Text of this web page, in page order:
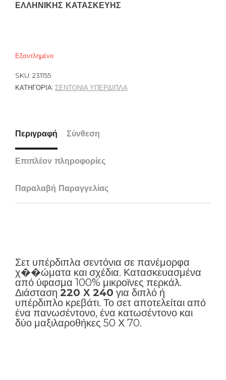
ΕΛΛΗΝΙΚΗΣ ΚΑΤΑΣΚΕΥΗΣ
Εξαντλημένο
SKU: 231155
ΚΑΤΗΓΟΡΊΑ: ΣΕΝΤΟΝΙΑ ΥΠΕΡΔΙΠΛΑ
Περιγραφή Σύνθεση
Επιπλέον πληροφορίες
Παραλαβή Παραγγελίας
Σετ υπέρδιπλα σεντόνια σε πανέμορφα
χ��ώματα και σχέδια. Κατασκευασμένα
από ύφασμα 100% μικροϊνες περκάλ.
Διάσταση 220 Χ 240 για διπλό ή
υπέρδιπλο κρεβάτι. Το σετ αποτελείται από
ένα πανωσέντονο, ένα κατωσέντονο και
δύο μαξιλαροθήκες 50 Χ 70.